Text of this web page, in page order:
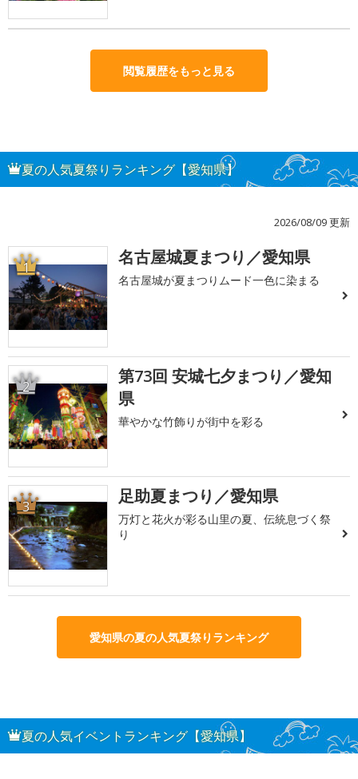
閲覧履歴をもっと見る
夏の人気夏祭りランキング【愛知県】
2026/08/09 更新
1 名古屋城夏まつり／愛知県
名古屋城が夏まつりムード一色に染まる
2
第73回 安城七夕まつり／愛知
県
華やかな竹飾りが街中を彩る
3 足助夏まつり／愛知県
万灯と花火が彩る山里の夏、伝統息づく祭
り
愛知県の夏の人気夏祭りランキング
夏の人気イベントランキング【愛知県】